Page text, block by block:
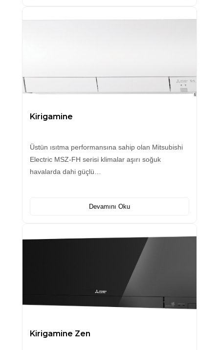
Kirigamine
Üstün ısıtma performansına sahip olan Mitsubishi
Electric MSZ-FH serisi klimalar aşırı soğuk
havalarda dahi güçlü…
Devamını Oku
Kirigamine Zen